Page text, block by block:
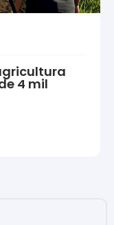
4 mil